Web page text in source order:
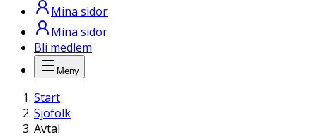
Mina sidor
Mina sidor
Bli medlem
Meny
Start
Sjöfolk
Avtal